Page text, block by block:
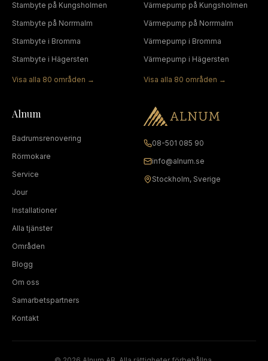
Stambyte på Kungsholmen
Stambyte på Norrmalm
Stambyte i Bromma
Stambyte i Hägersten
Visa alla 80 områden →
Värmepump på Kungsholmen
Värmepump på Norrmalm
Värmepump i Bromma
Värmepump i Hägersten
Visa alla 80 områden →
Alnum
Badrumsrenovering
Rörmokare
Service
Jour
Installationer
Alla tjänster
Områden
Blogg
Om oss
Samarbetspartners
Kontakt
08-501 085 90
info@alnum.se
Stockholm, Sverige